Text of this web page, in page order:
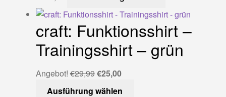
können
auf
der
Produktseite
gewählt
weist
mehrere
auf.
craft: Funktionsshirt –
Trainingsshirt – grün
Angebot! €29,99Ursprünglicher
Preis
€25,00Aktueller
Ausführung wählen